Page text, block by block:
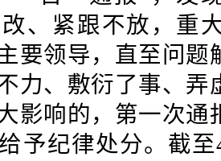
、紧跟不放，重
要领导，直至问题
力、敷衍了事、弄
影响的，第一次通
予纪律处分。截